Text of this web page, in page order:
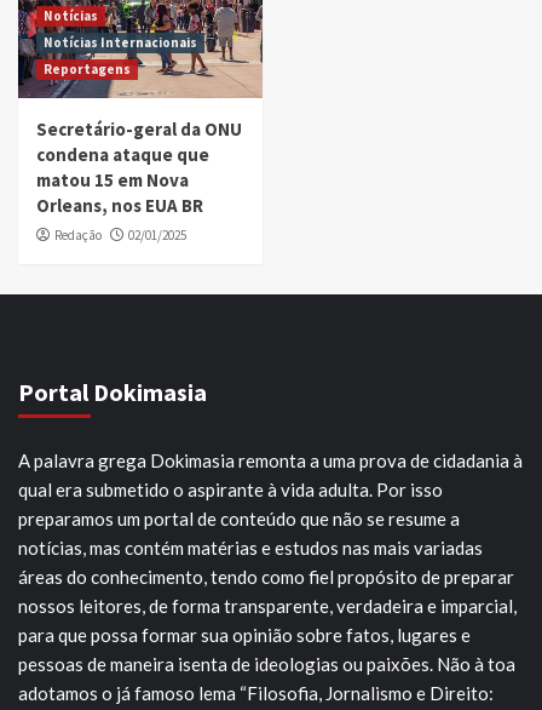
Notícias
Notícias Internacionais
Reportagens
Secretário-geral da ONU
condena ataque que
matou 15 em Nova
Orleans, nos EUA BR
Redação 02/01/2025
Portal Dokimasia
A palavra grega Dokimasia remonta a uma prova de cidadania à
qual era submetido o aspirante à vida adulta. Por isso
preparamos um portal de conteúdo que não se resume a
notícias, mas contém matérias e estudos nas mais variadas
áreas do conhecimento, tendo como fiel propósito de preparar
nossos leitores, de forma transparente, verdadeira e imparcial,
para que possa formar sua opinião sobre fatos, lugares e
pessoas de maneira isenta de ideologias ou paixões. Não à toa
adotamos o já famoso lema “Filosofia, Jornalismo e Direito: